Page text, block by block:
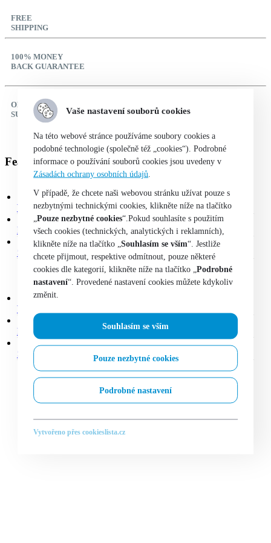
FREE
SHIPPING
100% MONEY
BACK GUARANTEE
ONLINE
SUPPORT 24/7
Featured Product
VOLKSWAGEN POLO Trendline 1,4/63 kW
HYUNDAI I30 Fastback Mild hybrid 1,5 T-GDI/117 kW
ŠKODA KODIAQ Sportline DSG 4x4 2,0 TSI/140 kW
VOLKSWAGEN POLO Trendline 1,4/63 kW
HYUNDAI I30 Fastback Mild hybrid 1,5 T-GDI/117 kW
ŠKODA KODIAQ Sportline DSG 4x4 2,0 TSI/140 kW
Vaše nastavení souborů cookies
Na této webové stránce používáme soubory cookies a
podobné technologie (společně též „cookies“). Podrobné
informace o používání souborů cookies jsou uvedeny v
Zásadách ochrany osobních údajů
V případě, že chcete naši webovou stránku užívat pouze s
nezbytnými technickými cookies, klikněte níže na tlačítko
„Pouze nezbytné cookies“.Pokud souhlasíte s použitím
všech cookies (technických, analytických i reklamních),
klikněte níže na tlačítko „Souhlasím se vším“. Jestliže
chcete přijmout, respektive odmítnout, pouze některé
cookies dle kategorií, klikněte níže na tlačítko „Podrobné
nastavení“. Provedené nastavení cookies můžete kdykoliv
změnit.
Souhlasím se vším
Pouze nezbytné cookies
Podrobné nastavení
Vytvořeno přes cookieslista.cz